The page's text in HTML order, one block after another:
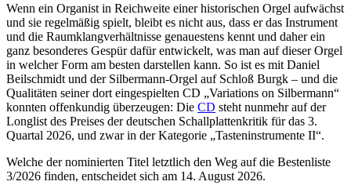
Wenn ein Organist in Reichweite einer historischen Orgel aufwächst
und sie regelmäßig spielt, bleibt es nicht aus, dass er das Instrument
und die Raumklangverhältnisse genauestens kennt und daher ein
ganz besonderes Gespür dafür entwickelt, was man auf dieser Orgel
in welcher Form am besten darstellen kann. So ist es mit Daniel
Beilschmidt und der Silbermann-Orgel auf Schloß Burgk – und die
Qualitäten seiner dort eingespielten CD „Variations on Silbermann“
konnten offenkundig überzeugen: Die CD steht nunmehr auf der
Longlist des Preises der deutschen Schallplattenkritik für das 3.
Quartal 2026, und zwar in der Kategorie „Tasteninstrumente II“.
Welche der nominierten Titel letztlich den Weg auf die Bestenliste
3/2026 finden, entscheidet sich am 14. August 2026.